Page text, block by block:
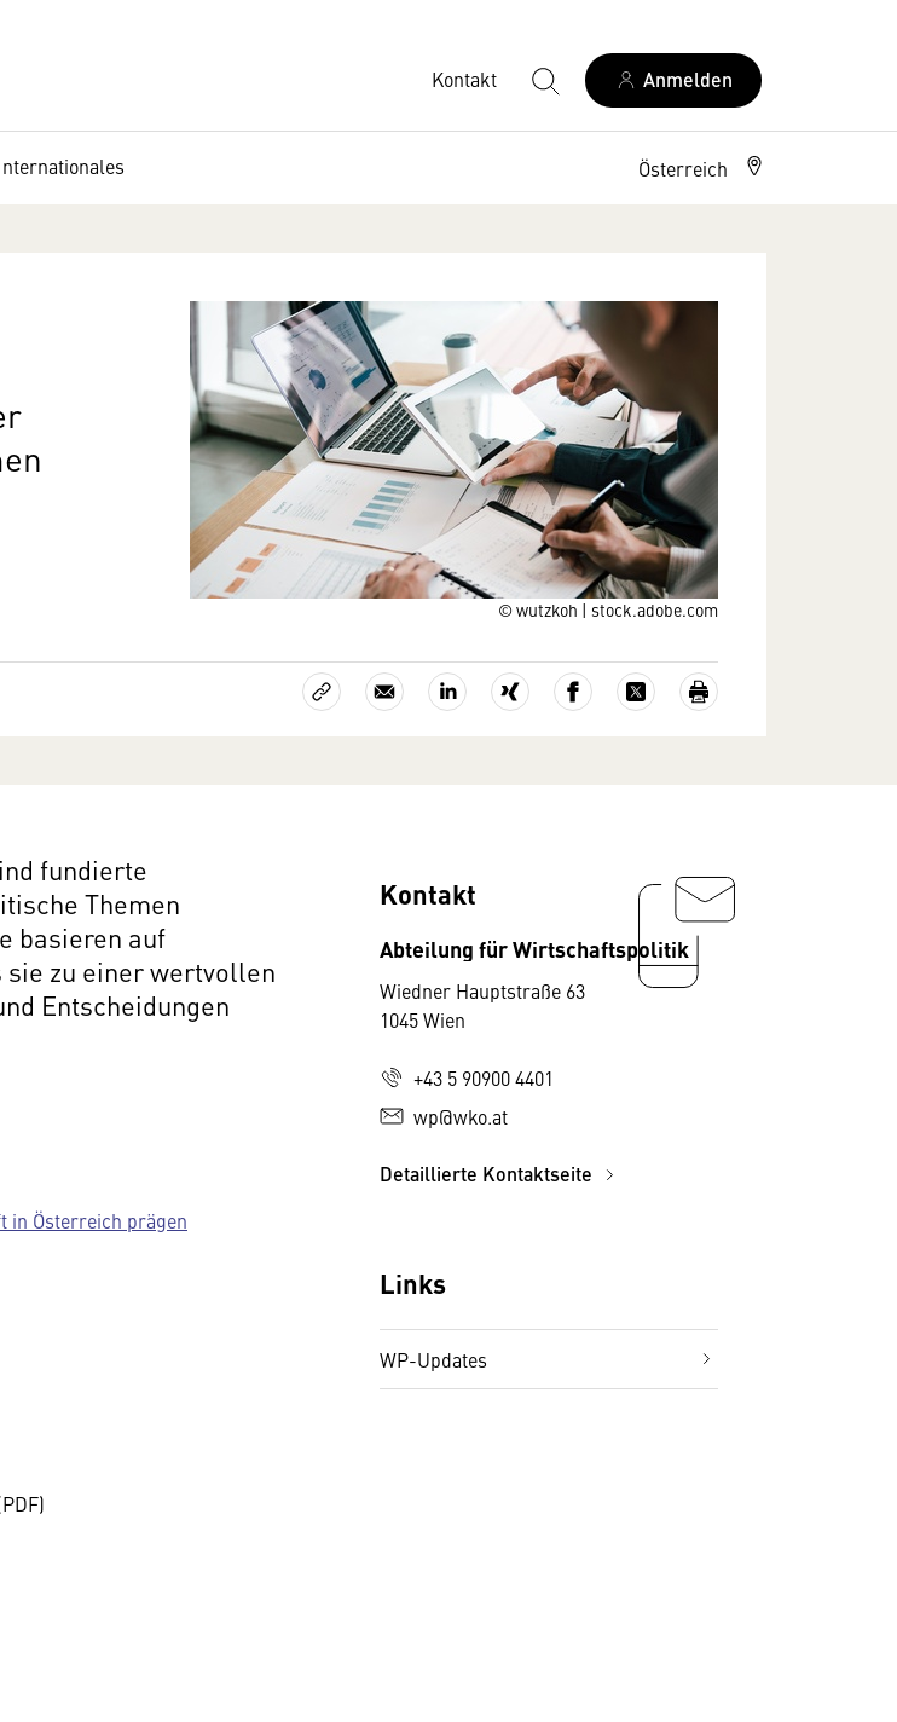
Kontakt Anmelden
Österreich
© wutzkoh | stock.adobe.com
fundierte
Themen
basieren auf
zu einer wertvollen
Entscheidungen
in Österreich prägen
Kontakt
Abteilung für Wirtschaftspolitik
Wiedner Hauptstraße 63
1045 Wien
+43 5 90900 4401
wp@wko.at
Detaillierte Kontaktseite
Links
WP-Updates